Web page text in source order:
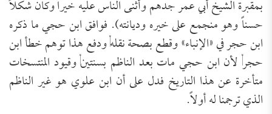
بمقبرة الشيخ أبي عمر جدهم وأثنى الناس عليه خيراً وكان شكلاً
حسناً وهو منجمع على خيره وديانته). فوافق ابن حجي ما ذكره
ابن حجر في «الإنباء» وقطع بصحة نقله, ودفع هذا توهم خطأ ابن
حجر, لأن ابن حجي مات بعد الناظم بسنتين, وقيود المنتسخات
متأخرة عن هذا التاريخ فدل على أن ابن علوي هو غير الناظم
الذي ترجمنا له أولاً.